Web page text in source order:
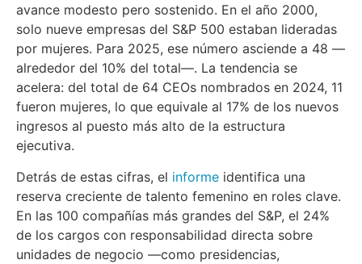
avance modesto pero sostenido. En el año 2000,
solo nueve empresas del S&P 500 estaban lideradas
por mujeres. Para 2025, ese número asciende a 48 —
alrededor del 10% del total—. La tendencia se
acelera: del total de 64 CEOs nombrados en 2024, 11
fueron mujeres, lo que equivale al 17% de los nuevos
ingresos al puesto más alto de la estructura
ejecutiva.
Detrás de estas cifras, el informe identifica una
reserva creciente de talento femenino en roles clave.
En las 100 compañías más grandes del S&P, el 24%
de los cargos con responsabilidad directa sobre
unidades de negocio —como presidencias,